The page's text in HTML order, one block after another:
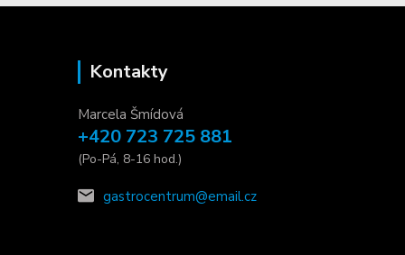
Kontakty
Marcela Šmídová
+420 723 725 881
(Po-Pá, 8-16 hod.)
gastrocentrum@email.cz